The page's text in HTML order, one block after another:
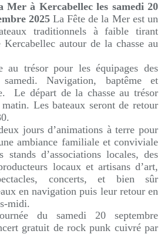
Mer à Kercabellec les samedi 20
2025 La Fête de la Mer est un
traditionnels à faible tirant
Kercabellec autour de la chasse au
au trésor pour les équipages des
Navigation, baptême et
Le départ de la chasse au trésor
Les bateaux seront de retour
jours d’animations à terre pour
ambiance familiale et conviviale
stands d’associations locales, des
locaux et artisans d’art,
concerts, et bien sûr
en navigation puis leur retour en
midi.
du samedi 20 septembre
gratuit de rock punk cuivré par